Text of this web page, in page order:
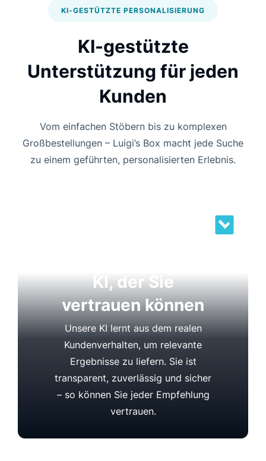
KI-GESTÜTZTE PERSONALISIERUNG
KI-gestützte
Unterstützung für jeden
Kunden
Vom einfachen Stöbern bis zu komplexen
Großbestellungen – Luigi’s Box macht jede Suche
zu einem geführten, personalisierten Erlebnis.
KI, der Sie
vertrauen können
Unsere KI lernt aus dem realen
Kundenverhalten, um relevante
Ergebnisse zu liefern. Sie ist
transparent, zuverlässig und sicher
– so können Sie jeder Empfehlung
vertrauen.